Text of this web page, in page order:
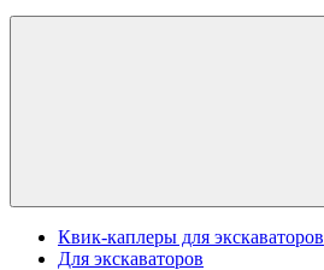
Квик-каплеры для экскаваторов
Для экскаваторов